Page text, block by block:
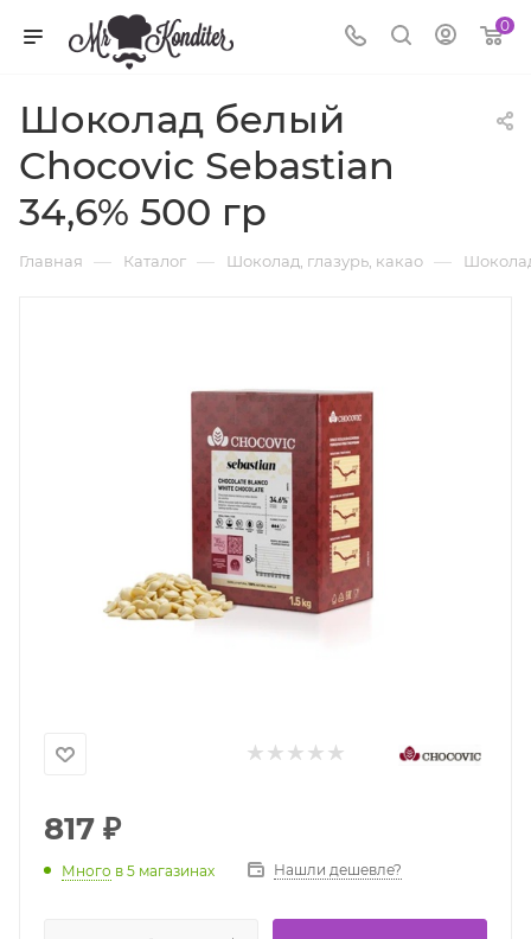
0
Шоколад белый
Chocovic Sebastian
34,6% 500 гр
Главная — Каталог — Шоколад, глазурь, какао —
817 ₽
Много в 5 магазинах Нашли дешевле?